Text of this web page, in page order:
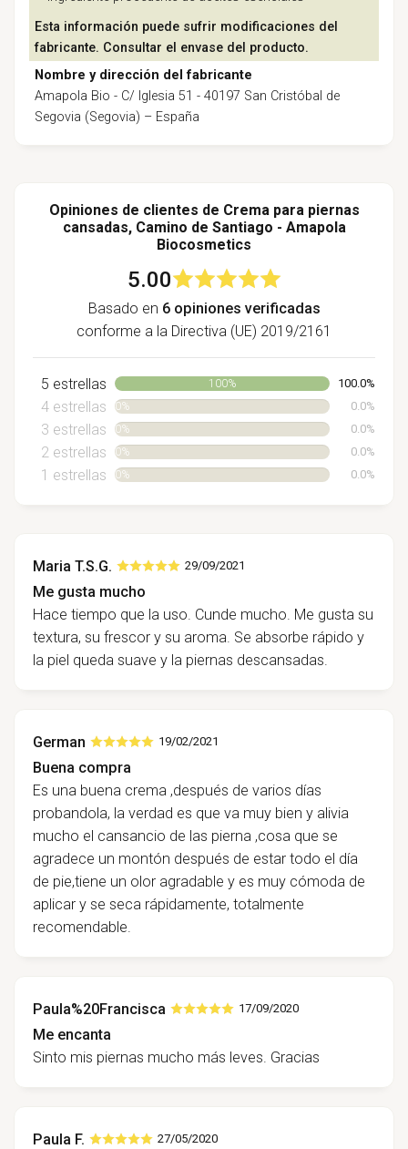
Esta información puede sufrir modificaciones del
fabricante. Consultar el envase del producto.
Nombre y dirección del fabricante
Amapola Bio - C/ Iglesia 51 - 40197 San Cristóbal de
Segovia (Segovia) – España
Opiniones de clientes de Crema para piernas
cansadas, Camino de Santiago - Amapola
Biocosmetics
5.00
Basado en 6 opiniones verificadas
conforme a la Directiva (UE) 2019/2161
5 estrellas 100% 100.0%
4 estrellas 0% 0.0%
3 estrellas 0% 0.0%
2 estrellas 0% 0.0%
1 estrellas 0% 0.0%
Maria T.S.G. 29/09/2021
Me gusta mucho
Hace tiempo que la uso. Cunde mucho. Me gusta su
textura, su frescor y su aroma. Se absorbe rápido y
la piel queda suave y la piernas descansadas.
German 19/02/2021
Buena compra
Es una buena crema ,después de varios días
probandola, la verdad es que va muy bien y alivia
mucho el cansancio de las pierna ,cosa que se
agradece un montón después de estar todo el día
de pie,tiene un olor agradable y es muy cómoda de
aplicar y se seca rápidamente, totalmente
recomendable.
Paula%20Francisca 17/09/2020
Me encanta
Sinto mis piernas mucho más leves. Gracias
Paula F. 27/05/2020